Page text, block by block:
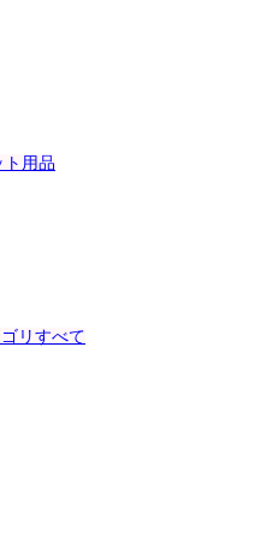
ト用品
リすべて